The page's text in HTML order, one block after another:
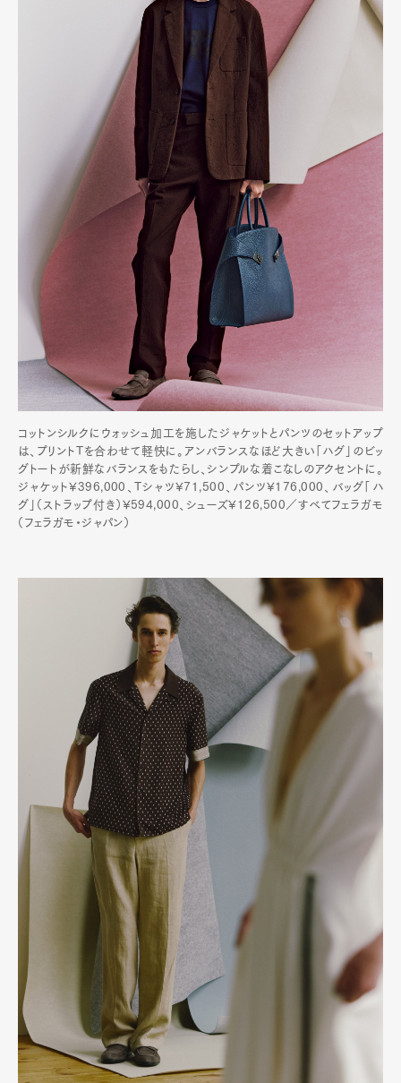
コットンシルクにウォッシュ加工を施したジャケットとパンツのセットアップ
は、プリントTを合わせて軽快に。アンバランスなほど大きい「ハグ」のビッ
グトートが新鮮なバランスをもたらし、シンプルな着こなしのアクセントに。
ジャケット¥396,000、Tシャツ¥71,500、パンツ¥176,000、バッグ「ハ
グ」（ストラップ付き）¥594,000、シューズ¥126,500／すべてフェラガモ
（フェラガモ・ジャパン）